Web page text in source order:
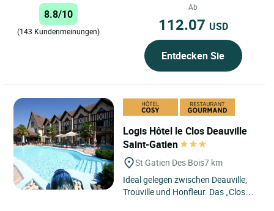
Grün ihres Parks. Ländliches...
8.8/10
(143 Kundenmeinungen)
Ab
112.07 USD
Entdecken Sie
Logis Hôtel le Clos Deauville
Saint-Gatien
St Gatien Des Bois7 km
Ideal gelegen zwischen Deauville,
Trouville und Honfleur. Das „Clos